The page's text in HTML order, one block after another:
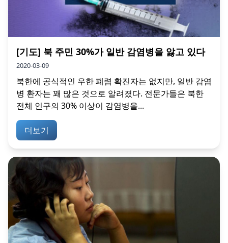
[기도] 북 주민 30%가 일반 감염병을 앓고 있다
2020-03-09
북한에 공식적인 우한 폐렴 확진자는 없지만, 일반 감염
병 환자는 꽤 많은 것으로 알려졌다. 전문가들은 북한
전체 인구의 30% 이상이 감염병을...
더보기